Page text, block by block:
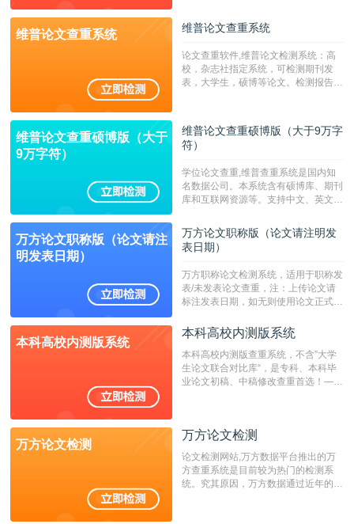
维普论文查重系统 维普论文查重系统
论文查重软件,维普论文检测系统：高
校，杂志社指定系统，可检测期刊发
表，大学生，硕博等论文。检测报告支
维普论文查重硕博版（大于
9万字符）
维普论文查重硕博版（大于9万字
符）
学位论文查重,维普查重系统是国内知
名数据公司。本系统含有硕博库、期刊
库和互联网资源等。支持中文、英文、
定院校！！！
万方论文职称版（论文请注
明发表日期）
万方论文职称版（论文请注明发
表日期）
万方职称论文检测系统，适用于职称发
表/未发表论文查重，注：上传论文请
标注发表日期，如无则使用论文正式发
成时间作为发表日期。
本科高校内测版系统
本科高校内测版系统
本科高校内测版查重系统，不含”大学
生论文联合对比库“，是专科、本科毕
业论文初稿、中稿修改查重首选！——
万方论文检测
万方论文检测
论文检测网站,万方数据平台推出的万
方查重系统是目前较为热门的检测系
统。究其原因，万方数据通过近年的发